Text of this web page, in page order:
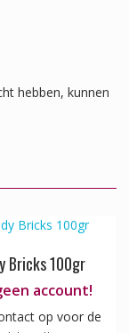
hebben, kunnen
Bricks 100gr
account!
op voor de